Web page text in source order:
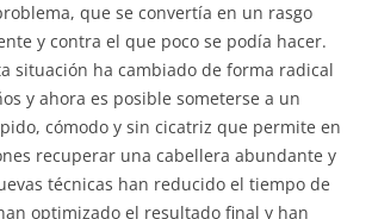
que se convertía en un rasgo
y contra el que poco se podía hacer.
situación ha cambiado de forma radical
y ahora es posible someterse a un
cómodo y sin cicatriz que permite en
recuperar una cabellera abundante y
técnicas han reducido el tiempo de
optimizado el resultado final y han